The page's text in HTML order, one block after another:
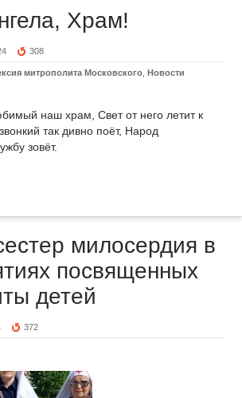
Храм!
308
митрополита Московского Новости
наш храм, Свет от него летит к
так дивно поёт, Народ
зовёт.
милосердия в
посвященных
детей
372